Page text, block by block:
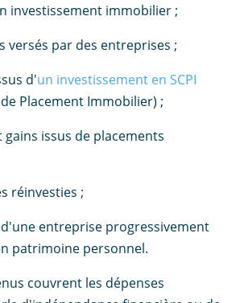
investissement immobilier ;
versés par des entreprises ;
d'un investissement en SCPI
Placement Immobilier) ;
issus de placements
réinvesties ;
entreprise progressivement
patrimoine personnel.
couvrent les dépenses